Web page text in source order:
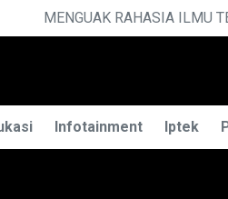
RAHASIA ILMU TELEPATI
Infotainment Iptek